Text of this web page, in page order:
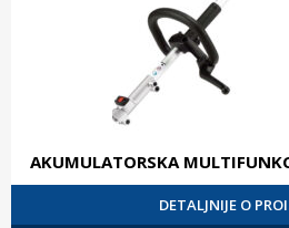
AKUMULATORSKA
DETALJNIJE O